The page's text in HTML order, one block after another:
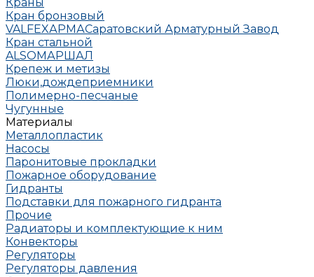
Кран бронзовый
VALFEXАРМАСаратовский Арматурный Завод
Кран стальной
ALSO МАРШАЛ
Крепеж и метизы
Люки,дождеприемники
Полимерно-песчаные
Чугунные
Материалы
Металлопластик
Насосы
Паронитовые прокладки
Пожарное оборудование
Гидранты
Подставки для пожарного гидранта
Прочие
Радиаторы и комплектующие к ним
Конвекторы
Регуляторы
Регуляторы давления